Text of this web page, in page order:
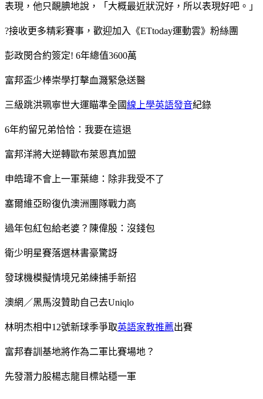
表現，他只靦腆地說，「大概最近狀況好，所以表現好吧。」
?接收更多精彩賽事，歡迎加入《ETtoday運動雲》粉絲團
彭政閔合約簽定! 6年總值3600萬
富邦盃少棒崇學打擊血濺緊急送醫
三級跳洪珮寧世大運瞄準全國線上學英語發音紀錄
6年約留兄弟恰恰：我要在這退
富邦洋將大逆轉歐布萊恩真加盟
申皓瑋不會上一軍葉總：除非我受不了
塞爾維亞盼復仇澳洲團隊戰力高
過年包紅包給老婆？陳偉殷：沒錢包
衛少明星賽落選林書豪驚訝
發球機模擬情境兄弟練捕手新招
澳網／黑馬沒贊助自己去Uniqlo
林明杰相中12號新球季爭取英語家教推薦出賽
富邦春訓基地將作為二軍比賽場地？
先發潛力股楊志龍目標站穩一軍